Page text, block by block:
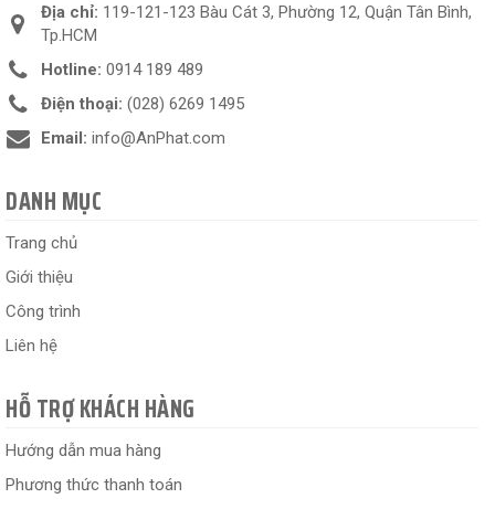
Địa chỉ: 119-121-123 Bàu Cát 3, Phường 12, Quận Tân Bình,
Tp.HCM
Hotline: 0914 189 489
Điện thoại: (028) 6269 1495
Email: info@AnPhat.com
DANH MỤC
Trang chủ
Giới thiệu
Công trình
Liên hệ
HỖ TRỢ KHÁCH HÀNG
Hướng dẫn mua hàng
Phương thức thanh toán